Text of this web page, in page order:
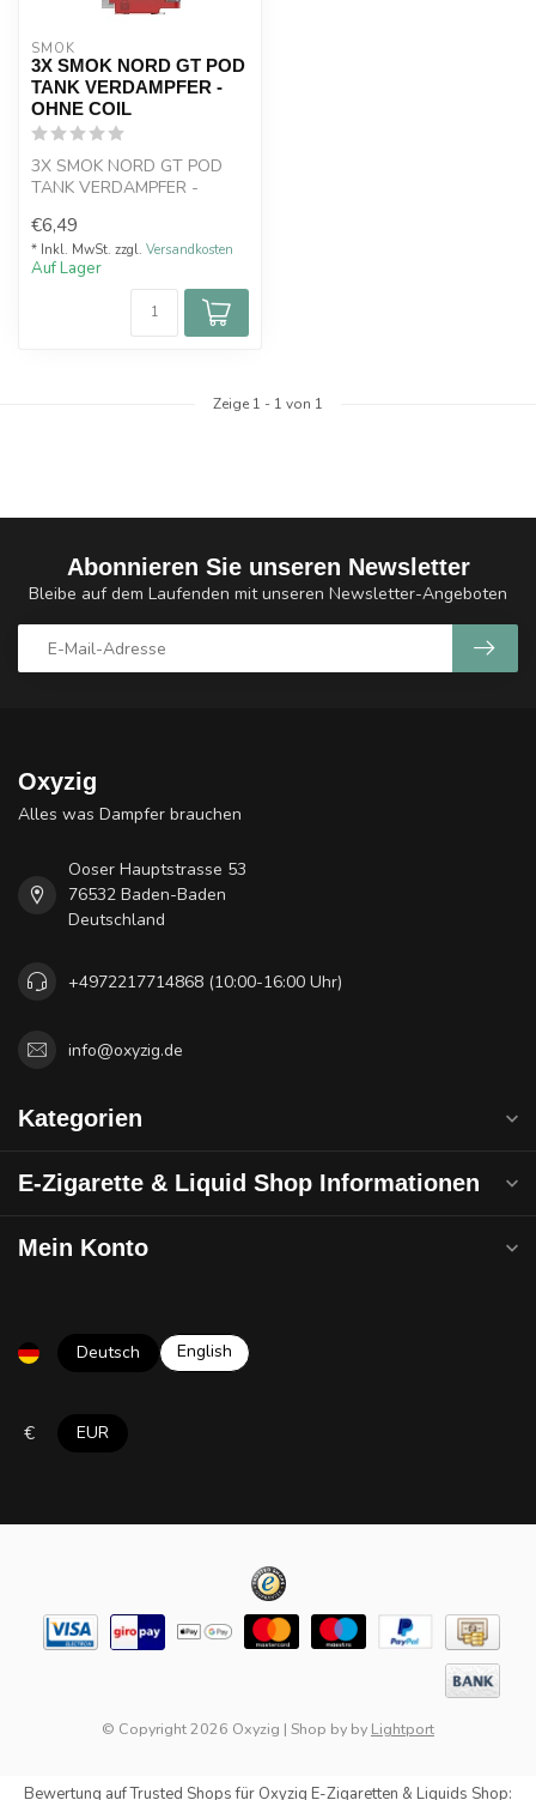
SMOK
3X SMOK NORD GT POD
TANK VERDAMPFER -
OHNE COIL
3X SMOK NORD GT POD
TANK VERDAMPFER -
€6,49
* Inkl. MwSt. zzgl. Versandkosten
Auf Lager
Zeige 1 - 1 von 1
Abonnieren Sie unseren Newsletter
Bleibe auf dem Laufenden mit unseren Newsletter-Angeboten
Oxyzig
Alles was Dampfer brauchen
Ooser Hauptstrasse 53
76532 Baden-Baden
Deutschland
+4972217714868 (10:00-16:00 Uhr)
info@oxyzig.de
Kategorien
E-Zigarette & Liquid Shop Informationen
Mein Konto
Deutsch English
€ EUR
© Copyright 2026 Oxyzig | Shop by by Lightport
Bewertung aufTrusted Shopsfür Oxyzig E-Zigaretten & Liquids Shop: